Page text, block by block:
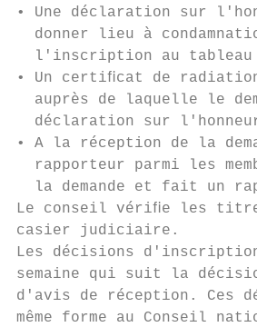
• Une déclaration sur
donner lieu à
l'inscription au
• Un certiﬁcat de
auprès de laquelle le
déclaration sur
• A la réception de la
rapporteur parmi les
la demande et fait un
Le conseil vériﬁe les
casier judiciaire.
Les décisions
semaine qui suit la
d'avis de réception. Ces
même forme au Conseil